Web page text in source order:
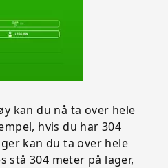
kan du nå ta over hele
hvis du har 304
kan du ta over hele
stå 304 meter på lager,